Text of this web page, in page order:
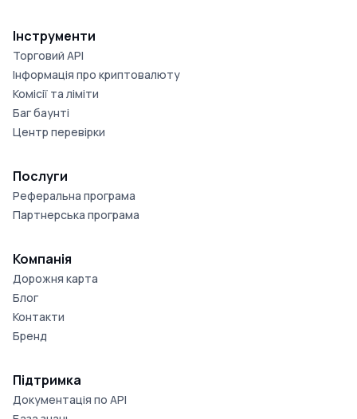
Інструменти
Торговий API
Інформація про криптовалюту
Комісії та ліміти
Баг баунті
Центр перевірки
Послуги
Реферальна програма
Партнерська програма
Компанія
Дорожня карта
Блог
Контакти
Бренд
Підтримка
Документація по API